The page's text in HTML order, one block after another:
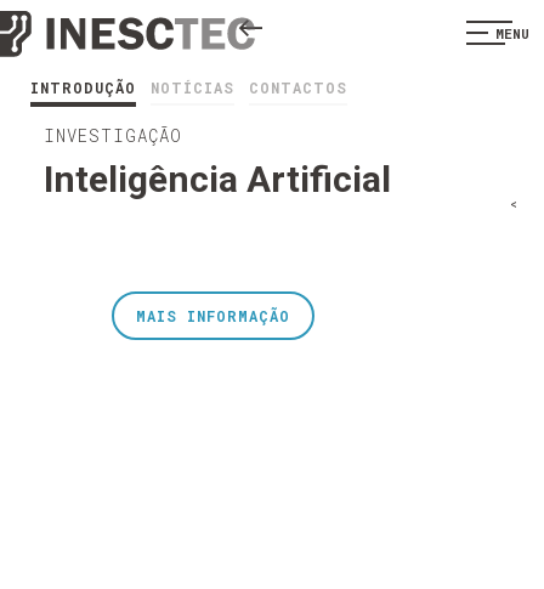
MENU
INTRODUÇÃO NOTÍCIAS CONTACTOS
INVESTIGAÇÃO
Inteligência Artificial
<
MAIS INFORMAÇÃO